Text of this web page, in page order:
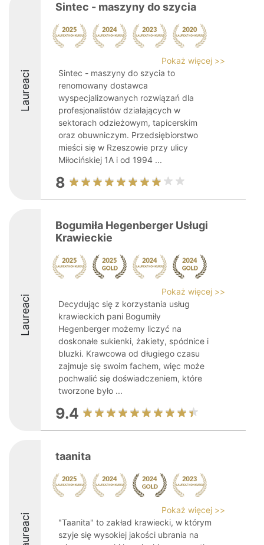
Laureaci
Sintec - maszyny do szycia
Pokaż więcej >>
Sintec - maszyny do szycia to
renomowany dostawca
wyspecjalizowanych rozwiązań dla
profesjonalistów działających w
sektorach odzieżowym, tapicerskim
oraz obuwniczym. Przedsiębiorstwo
mieści się w Rzeszowie przy ulicy
Miłocińskiej 1A i od 1994 ...
8
Laureaci
Bogumiła Hegenberger Usługi
Krawieckie
Pokaż więcej >>
Decydując się z korzystania usług
krawieckich pani Bogumiły
Hegenberger możemy liczyć na
doskonałe sukienki, żakiety, spódnice i
bluzki. Krawcowa od długiego czasu
zajmuje się swoim fachem, więc może
pochwalić się doświadczeniem, które
tworzone było ...
9.4
Laureaci
taanita
Pokaż więcej >>
"Taanita" to zakład krawiecki, w którym
szyje się wysokiej jakości ubrania na